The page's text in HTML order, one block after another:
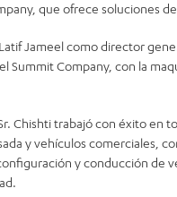
que ofrece soluciones
Jameel como director
Summit Company, con la
Chishti trabajó con éxito en
y vehículos comerciales,
y conducción de